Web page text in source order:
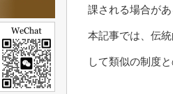
課される場合があ
本記事では、伝
して類似の制度